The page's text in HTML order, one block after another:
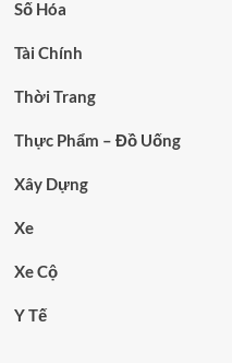
Số Hóa
Tài Chính
Thời Trang
Thực Phẩm – Đồ Uống
Xây Dựng
Xe
Xe Cộ
Y Tế